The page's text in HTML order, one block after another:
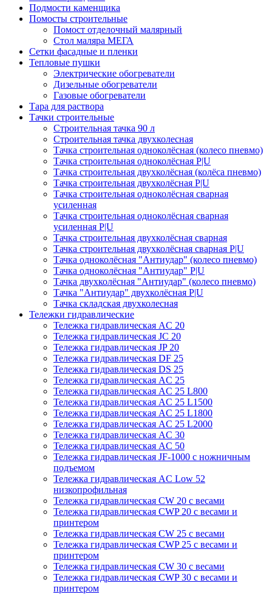
Подмости каменщика
Помосты строительные
Помост отделочный малярный
Стол маляра МЕГА
Сетки фасадные и пленки
Тепловые пушки
Электрические обогреватели
Дизельные обогреватели
Газовые обогреватели
Тара для раствора
Тачки строительные
Строительная тачка 90 л
Строительная тачка двухколесная
Тачка строительная одноколёсная (колесо пневмо)
Тачка строительная одноколёсная P|U
Тачка строительная двухколёсная (колёса пневмо)
Тачка строительная двухколёсная P|U
Тачка строительная одноколёсная сварная
усиленная
Тачка строительная одноколёсная сварная
усиленная P|U
Тачка строительная двухколёсная сварная
Тачка строительная двухколёсная сварная P|U
Тачка одноколёсная "Антиудар" (колесо пневмо)
Тачка одноколёсная "Антиудар" P|U
Тачка двухколёсная "Антиудар" (колесо пневмо)
Тачка "Антиудар" двухколёсная P|U
Тачка складская двухколесная
Тележки гидравлические
Тележка гидравлическая AC 20
Тележка гидравлическая JC 20
Тележка гидравлическая JP 20
Тележка гидравлическая DF 25
Тележка гидравлическая DS 25
Тележка гидравлическая AC 25
Тележка гидравлическая AC 25 L800
Тележка гидравлическая AC 25 L1500
Тележка гидравлическая AC 25 L1800
Тележка гидравлическая AC 25 L2000
Тележка гидравлическая AC 30
Тележка гидравлическая AC 50
Тележка гидравлическая JF-1000 с ножничным
подъемом
Тележка гидравлическая AC Low 52
низкопрофильная
Тележка гидравлическая CW 20 с весами
Тележка гидравлическая CWP 20 с весами и
принтером
Тележка гидравлическая CW 25 с весами
Тележка гидравлическая CWP 25 с весами и
принтером
Тележка гидравлическая CW 30 с весами
Тележка гидравлическая CWP 30 с весами и
принтером